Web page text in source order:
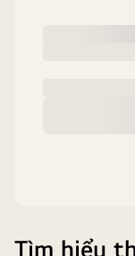
Tìm hiểu